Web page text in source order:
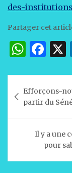
des-
Partager cet
W
at
s
A
p
F
c
e
b
o
o
k
de
l’article
Efforçons-
partir du
Il y a une
pour